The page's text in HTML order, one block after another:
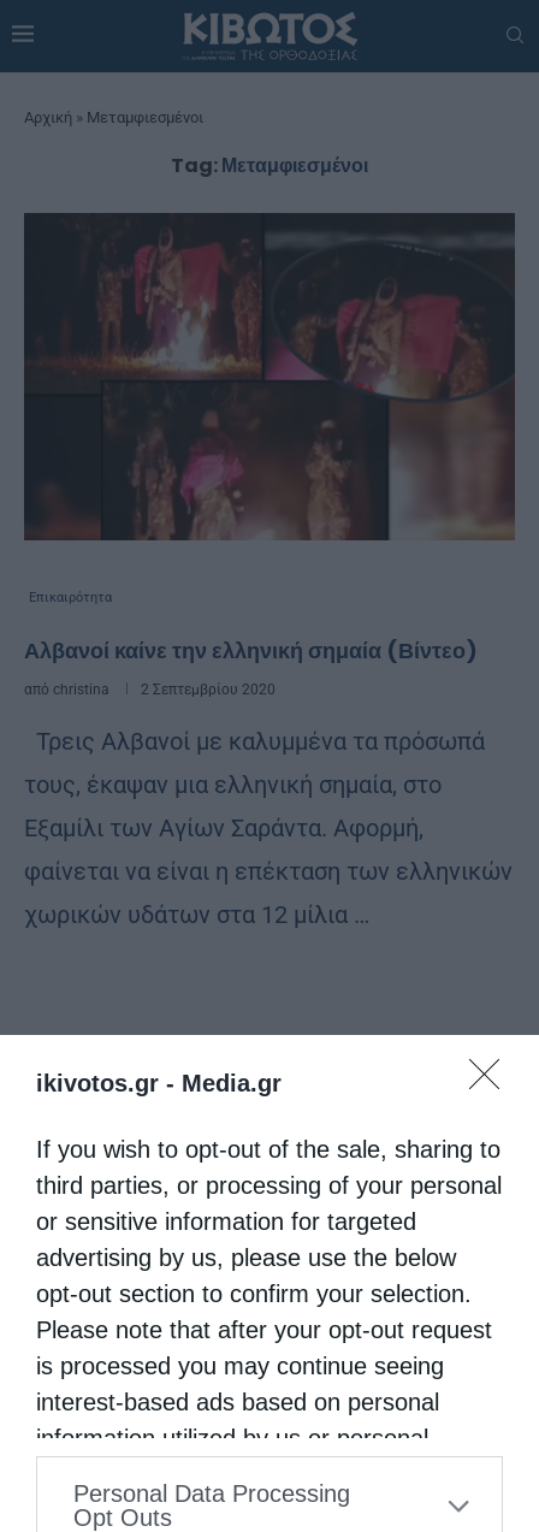
ikivotos.gr - Media.gr
If you wish to opt-out of the sale, sharing to
third parties, or processing of your personal
or sensitive information for targeted
advertising by us, please use the below
opt-out section to confirm your selection.
Please note that after your opt-out request
is processed you may continue seeing
interest-based ads based on personal
information utilized by us or personal
to your opt-out. You may separately opt-out
Personal Data Processing
Opt Outs
Αρχική » Μεταμφιεσμένοι
Tag:Μεταμφιεσμένοι
Επικαιρότητα
Αλβανοί καίνε την ελληνική σημαία (Βίντεο)
από christina 2 Σεπτεμβρίου 2020
Τρεις Αλβανοί με καλυμμένα τα πρόσωπά
τους, έκαψαν μια ελληνική σημαία, στο
Εξαμίλι των Αγίων Σαράντα. Αφορμή,
φαίνεται να είναι η επέκταση των ελληνικών
χωρικών υδάτων στα 12 μίλια …